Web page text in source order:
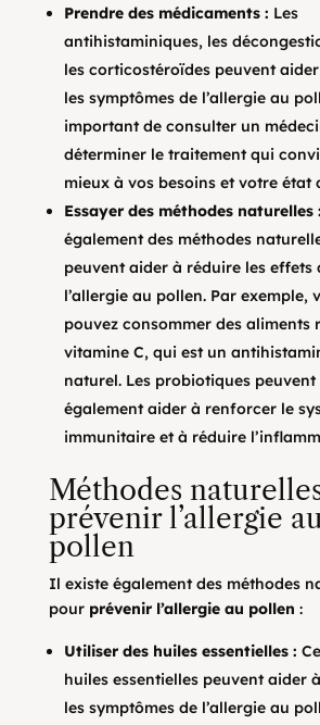
Prendre des médicaments : Les
antihistaminiques, les
les corticostéroïdes peuvent
les symptômes de l’allergie au
important de consulter un
déterminer le traitement qui
mieux à vos besoins et votre état
Essayer des méthodes naturelles :
également des méthodes
peuvent aider à réduire les effets
l’allergie au pollen. Par exemple,
pouvez consommer des aliments
vitamine C, qui est un
naturel. Les probiotiques peuvent
également aider à renforcer le
immunitaire et à réduire
Méthodes
prévenir l’allergie
pollen
Il existe également des méthodes
pour prévenir l’allergie au pollen :
Utiliser des huiles essentielles :
huiles essentielles peuvent aider
les symptômes de l’allergie au